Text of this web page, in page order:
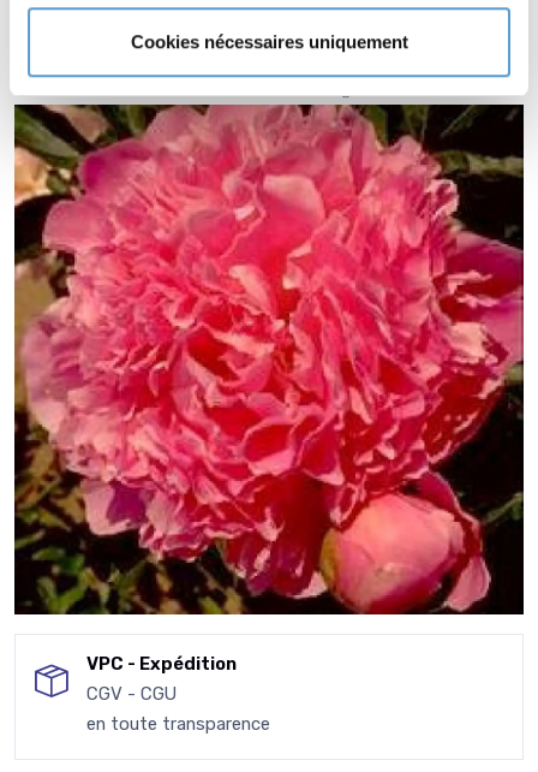
Cookies nécessaires uniquement
Crousse'
VPC - Expédition
CGV - CGU
en toute transparence